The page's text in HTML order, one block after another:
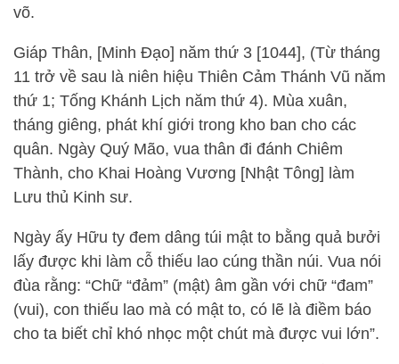
võ.
Giáp Thân, [Minh Đạo] năm thứ 3 [1044], (Từ tháng
11 trở về sau là niên hiệu Thiên Cảm Thánh Vũ năm
thứ 1; Tống Khánh Lịch năm thứ 4). Mùa xuân,
tháng giêng, phát khí giới trong kho ban cho các
quân. Ngày Quý Mão, vua thân đi đánh Chiêm
Thành, cho Khai Hoàng Vương [Nhật Tông] làm
Lưu thủ Kinh sư.
Ngày ấy Hữu ty đem dâng túi mật to bằng quả bưởi
lấy được khi làm cỗ thiếu lao cúng thần núi. Vua nói
đùa rằng: “Chữ “đảm” (mật) âm gần với chữ “đam”
(vui), con thiếu lao mà có mật to, có lẽ là điềm báo
cho ta biết chỉ khó nhọc một chút mà được vui lớn”.